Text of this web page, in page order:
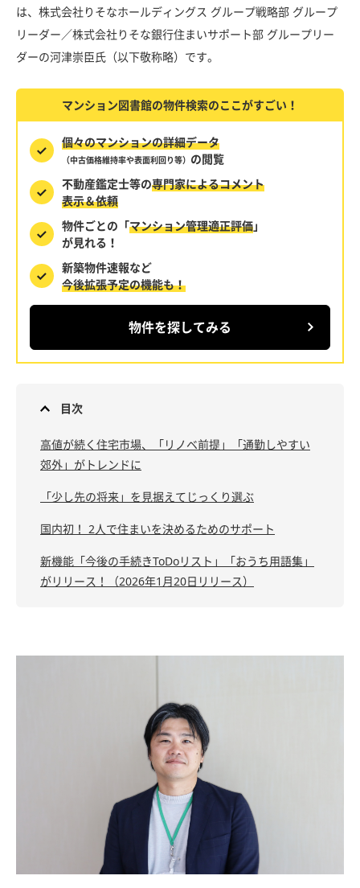
は、株式会社りそなホールディングス グループ戦略部 グループ
リーダー／株式会社りそな銀行住まいサポート部 グループリー
ダーの河津崇臣氏（以下敬称略）です。
マンション図書館の物件検索のここがすごい！
個々のマンションの詳細データ
（中古価格維持率や表面利回り等） の閲覧
不動産鑑定士等の専門家によるコメント
表示＆依頼
物件ごとの「マンション管理適正評価」
が見れる！
新築物件速報など
今後拡張予定の機能も！
物件を探してみる
目次
高値が続く住宅市場、「リノベ前提」「通勤しやすい
郊外」がトレンドに
「少し先の将来」を見据えてじっくり選ぶ
国内初！ 2人で住まいを決めるためのサポート
新機能「今後の手続きToDoリスト」「おうち用語集」
がリリース！（2026年1月20日リリース）